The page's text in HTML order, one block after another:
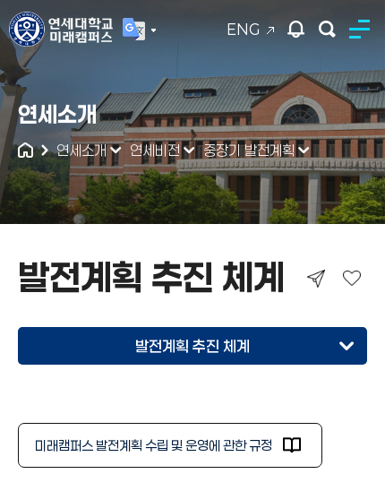
ENG
연세대학교
통합검색
연세소개
연세소개 연세비전 중장기 발전계획
발전계획 추진 체계
발전계획 추진 체계
VISION 2030(고도화/2022)
VISION 2030(수립/2019)
발전계획 추진 체계
미래캠퍼스 발전계획 수립 및 운영에 관한 규정